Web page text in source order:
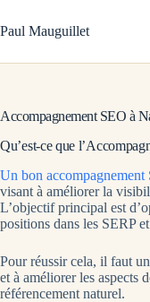
au
contenu
Paul Mauguillet
Accompagnement SEO à
Qu’est-ce que
Un bon accompagnement
visant à améliorer la
L’objectif principal est
positions dans les SERP
Pour réussir cela, il faut
et à améliorer les aspects
référencement naturel.